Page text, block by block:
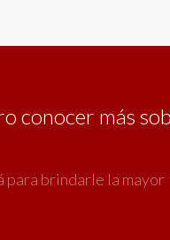
conocer más
brindarle la mayor